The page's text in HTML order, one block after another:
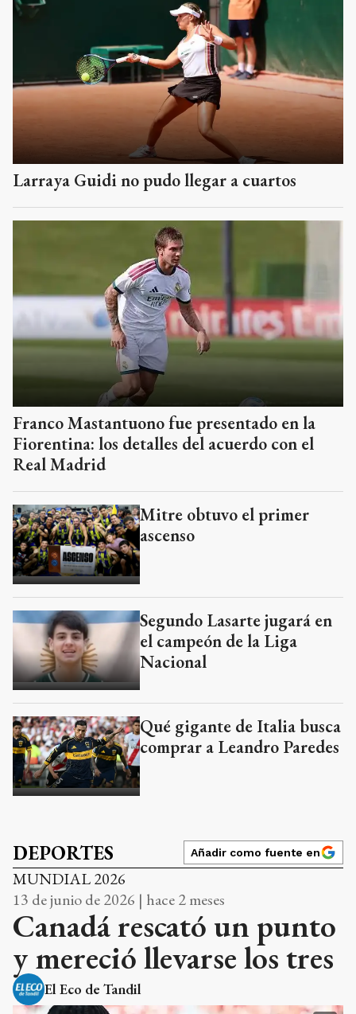
Larraya Guidi no pudo llegar a cuartos
Franco Mastantuono fue presentado en la
Fiorentina: los detalles del acuerdo con el
Real Madrid
Mitre obtuvo el primer
ascenso
Segundo Lasarte jugará en
el campeón de la Liga
Nacional
Qué gigante de Italia busca
comprar a Leandro Paredes
DEPORTES Añadir como fuente en
MUNDIAL 2026
13 de junio de 2026 | hace 2 meses
Canadá rescató un punto
y mereció llevarse los tres
El Eco de Tandil